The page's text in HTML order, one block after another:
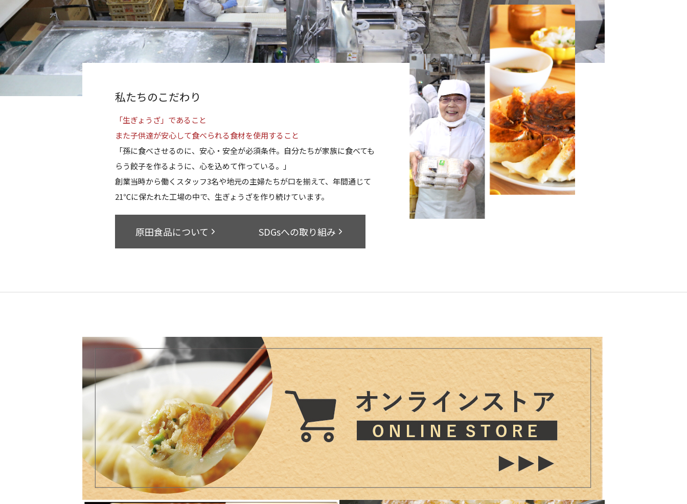
私たちのこだわり
「生ぎょうざ」であること
また子供達が安心して食べられる食材を使用すること
「孫に食べさせるのに、安心・安全が必須条件。自分たちが家族に食べても
らう餃子を作るように、心を込めて作っている。」
創業当時から働くスタッフ3名や地元の主婦たちが口を揃えて、年間通じて
21℃に保たれた工場の中で、生ぎょうざを作り続けています。
原田食品について SDGsへの取り組み